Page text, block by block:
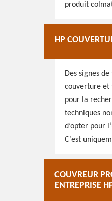
produit
HP
Des signes
couverture et
pour la
techniques
d’opter pour
C’est
COUVREUR
ENTREPRISE